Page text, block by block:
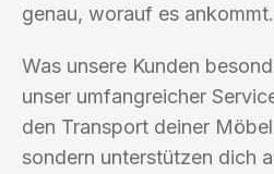
genau, worauf es ankommt.
Was unsere Kunden
unser umfangreicher
den Transport deiner
sondern unterstützen dich